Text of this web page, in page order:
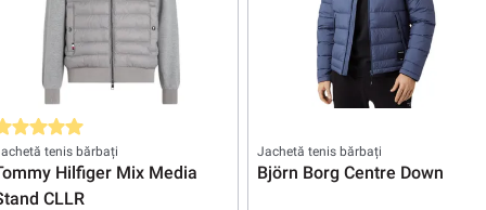
medie de 5 din 5 stele
tenis bărbați
Hilfiger Mix Media
CLLR
Jachetă tenis bărbați
Björn Borg Centre Down